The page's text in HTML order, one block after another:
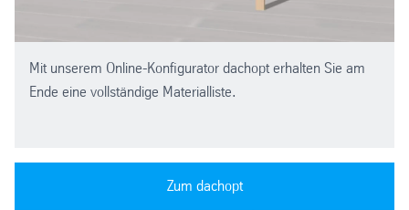
Mit unserem Online-Konfigurator dachopt erhalten Sie am
Ende eine vollständige Materialliste.
Zum dachopt